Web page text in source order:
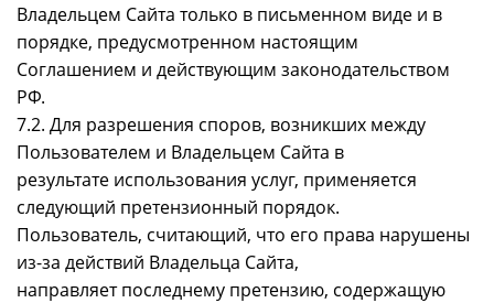
Владельцем Сайта только в письменном виде и в
порядке, предусмотренном настоящим
Соглашением и действующим законодательством
РФ.
7.2. Для разрешения споров, возникших между
Пользователем и Владельцем Сайта в
результате использования услуг, применяется
следующий претензионный порядок.
Пользователь, считающий, что его права нарушены
из-за действий Владельца Сайта,
направляет последнему претензию, содержащую